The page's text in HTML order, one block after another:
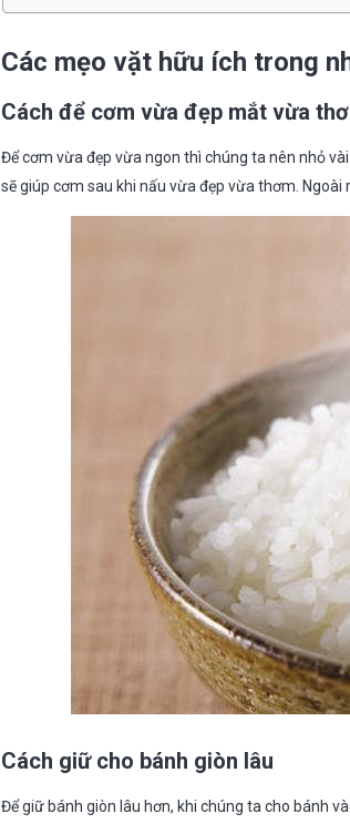
Các mẹo vặt hữu ích trong
Cách để cơm vừa đẹp mắt vừa
Để cơm vừa đẹp vừa ngon thì chúng ta nên nhỏ
sẽ giúp cơm sau khi nấu vừa đẹp vừa thơm.
Cách giữ cho bánh giòn lâu
Để giữ bánh giòn lâu hơn, khi chúng ta cho bánh